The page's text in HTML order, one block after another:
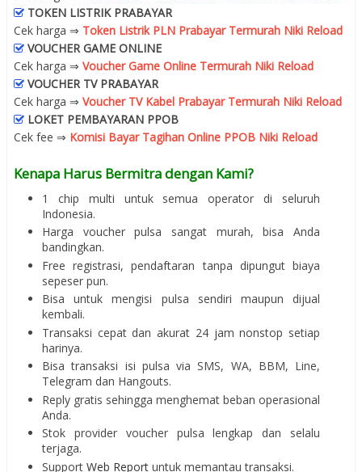
TOKEN LISTRIK PRABAYAR
Cek harga ⇒ Token Listrik PLN Prabayar Termurah Niki Reload
VOUCHER GAME ONLINE
Cek harga ⇒ Voucher Game Online Termurah Niki Reload
VOUCHER TV PRABAYAR
Cek harga ⇒ Voucher TV Kabel Prabayar Termurah Niki Reload
LOKET PEMBAYARAN PPOB
Cek fee ⇒ Komisi Bayar Tagihan Online PPOB Niki Reload
Kenapa Harus Bermitra dengan Kami?
1 chip multi untuk semua operator di seluruh
Indonesia.
Harga voucher pulsa sangat murah, bisa Anda
bandingkan.
Free registrasi, pendaftaran tanpa dipungut biaya
sepeser pun.
Bisa untuk mengisi pulsa sendiri maupun dijual
kembali.
Transaksi cepat dan akurat 24 jam nonstop setiap
harinya.
Bisa transaksi isi pulsa via SMS, WA, BBM, Line,
Telegram dan Hangouts.
Reply gratis sehingga menghemat beban operasional
Anda.
Stok provider voucher pulsa lengkap dan selalu
terjaga.
Support Web Report untuk memantau transaksi.